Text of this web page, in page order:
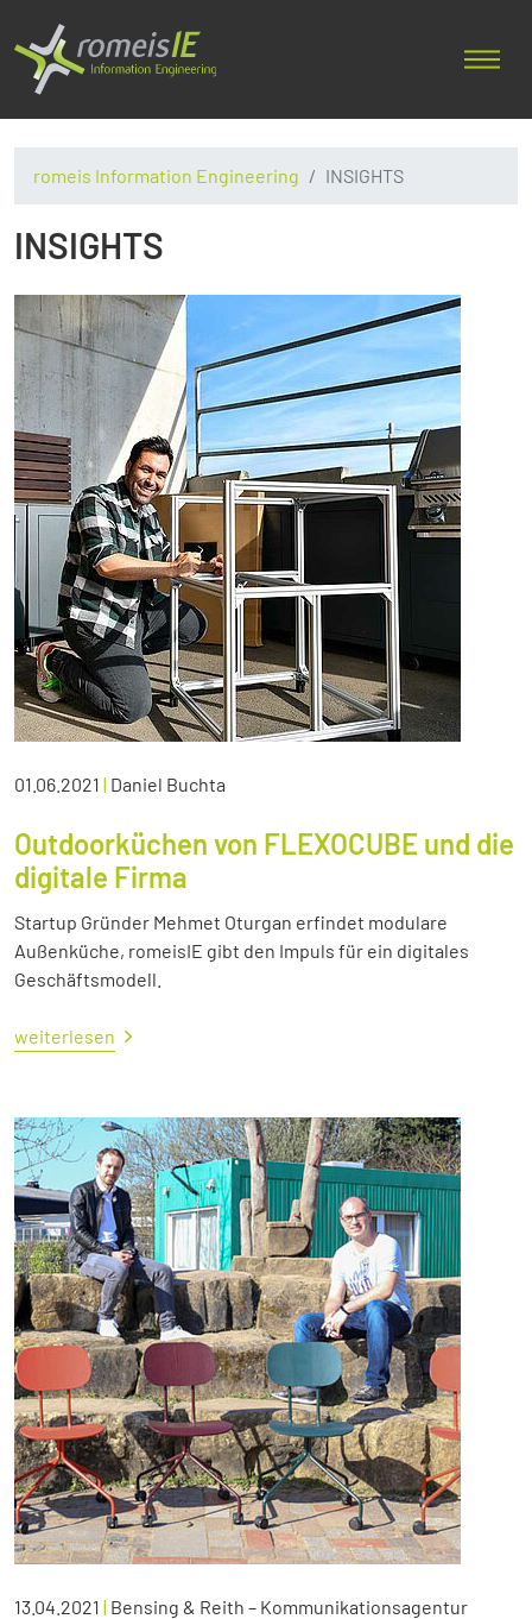
romeis Information Engineering INSIGHTS
INSIGHTS
01.06.2021 | Daniel Buchta
Outdoorküchen von FLEXOCUBE und die
digitale Firma
Startup Gründer Mehmet Oturgan erfindet modulare
Außenküche, romeisIE gibt den Impuls für ein digitales
Geschäftsmodell.
weiterlesen
13.04.2021 | Bensing & Reith – Kommunikationsagentur